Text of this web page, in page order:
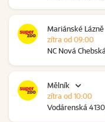
Mariánské Lázně
NC Nová
zítra od 09:00
Mělník
Vodárenská
zítra od 10:00